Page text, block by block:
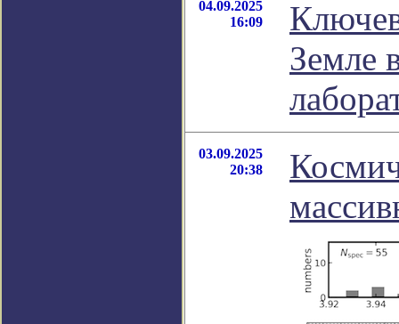
04.09.2025
16:09
Земле
03.09.2025
20:38